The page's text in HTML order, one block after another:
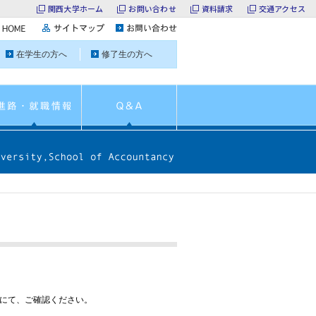
関西大学ホーム お問い合わせ 資料請求 交通アクセス
在学生の方へ 修了生の方へ
て、ご確認ください。